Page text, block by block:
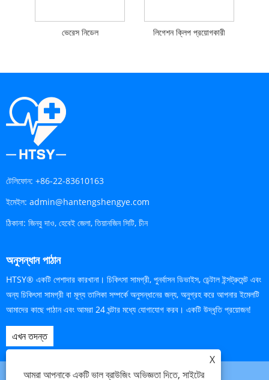
ভেরেস নিডেল লিগেশন ক্লিপ প্রয়োগকারী
টেলিফোন: +86-22-83610163
ইমেইল: admin@hantengshengye.com
ঠিকানা: জিনবু দাও, হেবেই জেলা, তিয়ানজিন সিটি, চীন
অনুসন্ধান পাঠান
HTSY® একটি পেশাদার কারখানা। চিকিৎসা সামগ্রী, পুনর্বাসন ডিভাইস, ডেন্টাল ইন্সট্রুমেন্ট এবং
অন্য চিকিৎসা সামগ্রী বা মূল্য তালিকা সম্পর্কে অনুসন্ধানের জন্য, অনুগ্রহ করে আপনার ইমেলটি
আমাদের কাছে পাঠান এবং আমরা 24 ঘন্টার মধ্যে যোগাযোগ করব। একটি উদ্ধৃতি প্রয়োজন!
এখন তদন্ত
X
আমরা আপনাকে একটি ভাল ব্রাউজিং অভিজ্ঞতা দিতে, সাইটের